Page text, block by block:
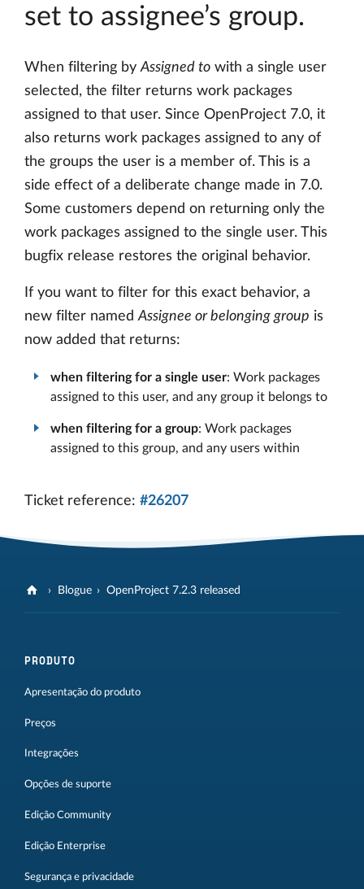
set to assignee’s group.
When filtering byAssigned to with a single user
selected, the filter returns work packages
assigned to that user. Since OpenProject 7.0, it
also returns work packages assigned to any of
the groups the user is a member of. This is a
side effect of a deliberate change made in 7.0.
Some customers depend on returning only the
work packages assigned to the single user. This
bugfix release restores the original behavior.
If you want to filter for this exact behavior, a
new filter namedAssignee or belonging group is
now added that returns:
when filtering for a single user: Work packages
assigned to this user, and any group it belongs to
when filtering for a group: Work packages
assigned to this group, and any users within
Ticket reference: #26207
Blogue OpenProject 7.2.3 released
PRODUTO
Apresentação do produto
Preços
Integrações
Opções de suporte
Edição Community
Edição Enterprise
Segurança e privacidade